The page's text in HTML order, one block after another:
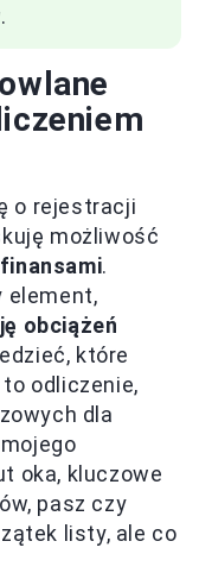
o rejestracji
możliwość
.
element,
obciążeń
które
odliczenie,
dla
oka, kluczowe
pasz czy
listy, ale co